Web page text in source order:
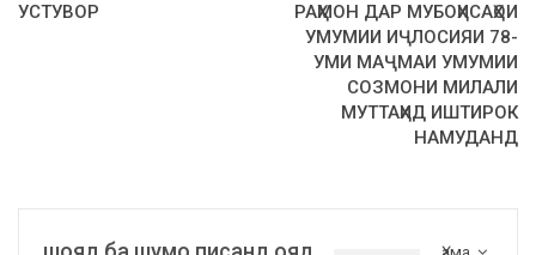
УСТУВОР
РАҲМОН ДАР МУБОҲИСАҲОИ
УМУМИИ ИҶЛОСИЯИ 78-
УМИ МАҶМАИ УМУМИИ
СОЗМОНИ МИЛАЛИ
МУТТАҲИД ИШТИРОК
НАМУДАНД